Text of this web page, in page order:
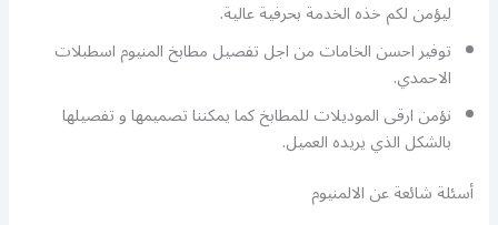
ليؤمن لكم خذه الخدمة بحرفية عالية.
توفير احسن الخامات من اجل تفصيل مطابخ المنيوم اسطبلات
الاحمدي.
نؤمن ارقى الموديلات للمطابخ كما يمكننا تصميمها و تفصيلها
بالشكل الذي يريده العميل.
أسئلة شائعة عن الالمنيوم